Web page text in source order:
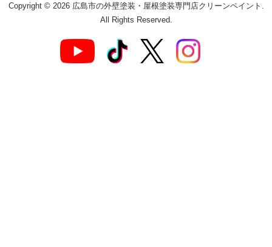
Copyright © 2026 広島市の外壁塗装・屋根塗装専門店クリーンペイント.
All Rights Reserved.